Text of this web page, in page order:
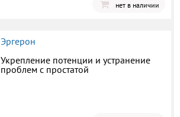
нет в наличии
Эргерон
Укрепление потенции и устранение
проблем с простатой